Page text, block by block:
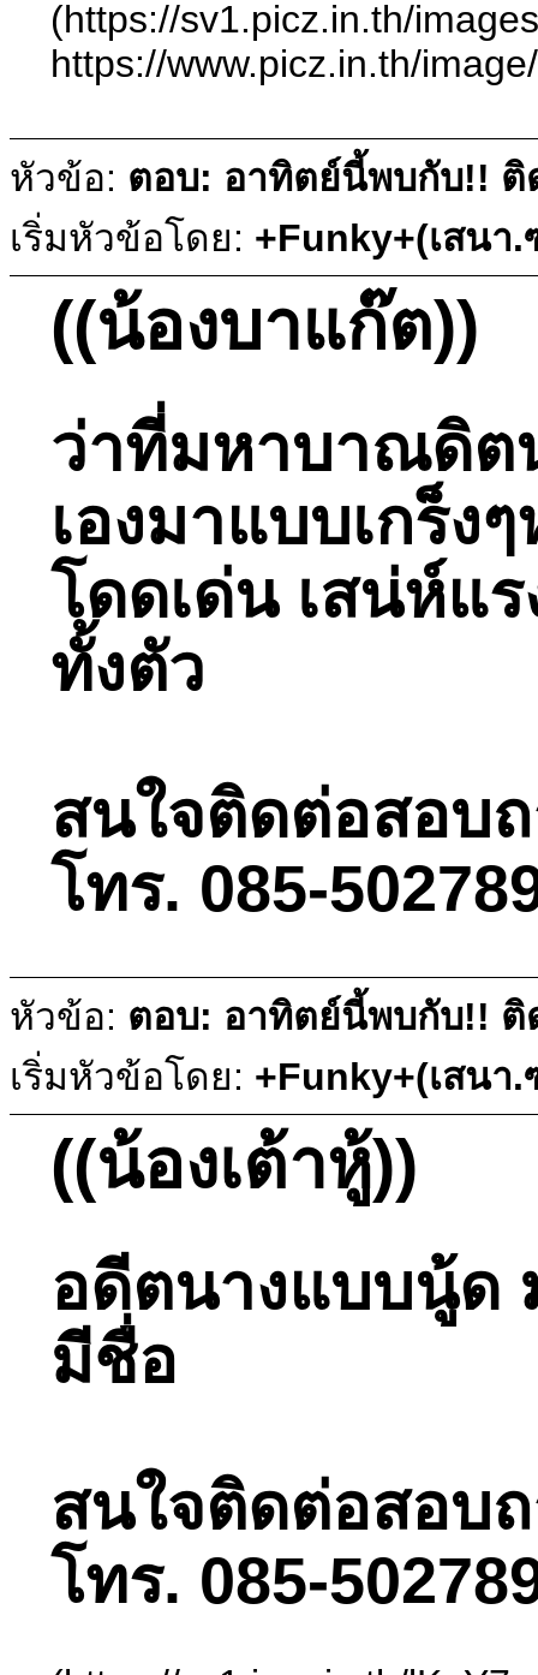
(https://sv1.picz.in.th/
https://www.picz.in.th/
หัวข้อ: ตอบ: อาทิตย์นี้พบกับ!! ติ
เริ่มหัวข้อโดย: +Funky+(เสนา
((น้องบาแก๊ต))
ว่าที่มหาบาณดิต
เองมาแบบเกร็
โดดเด่น เสน่ห์แ
ทั้งตัว
สนใจติดต่อสอบ
โทร. 085-
หัวข้อ: ตอบ: อาทิตย์นี้พบกับ!! ติ
เริ่มหัวข้อโดย: +Funky+(เสนา
((น้องเต้าหู้))
อดีตนางแบบนู้ด
มีชื่อ
สนใจติดต่อสอบ
โทร. 085-